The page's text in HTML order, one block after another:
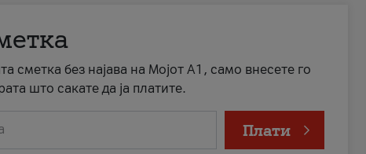
сметка без најава на Мојот А1, само внесете го
што сакате да ја платите.
Плати